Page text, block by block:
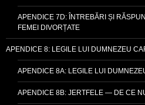
APENDICE 7D: ÎNTREBĂRI ȘI
FEMEI DIVORȚATE
APENDICE 8: LEGILE LUI DUMNEZEU
APENDICE 8A: LEGILE LUI
APENDICE 8B: JERTFELE — DE CE